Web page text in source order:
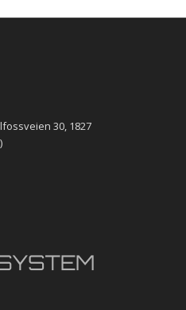
30, 1827